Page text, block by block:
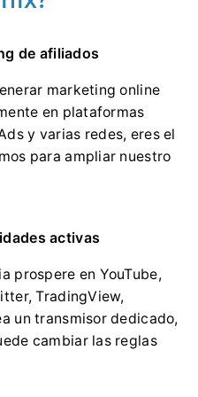
de afiliados
marketing online
en plataformas
y varias redes, eres el
para ampliar nuestro
activas
prospere en YouTube,
TradingView,
un transmisor dedicado,
cambiar las reglas